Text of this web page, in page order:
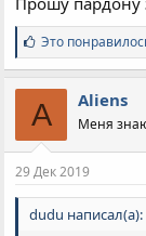
С
и
м
п
а
т
и
:
Это
A Aliens
Меня
29 Дек 2019
dudu написал(а):